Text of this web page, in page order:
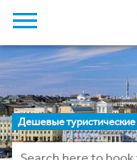
Дешевые туристические